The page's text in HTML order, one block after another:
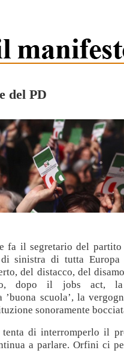
del PD
fa il segretario del
sinistra di tutta Europa
del distacco, del
dopo il jobs act, la
scuola’, la
sonoramente
di interromperlo il
a parlare. Orfini ci